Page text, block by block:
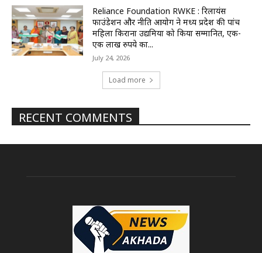
Reliance Foundation RWKE : रिलायंस
फाउंडेशन और नीति आयोग ने मध्य प्रदेश की पांच
महिला किराना उद्यमियों को किया सम्मानित, एक-
एक लाख रुपये का...
July 24, 2026
Load more
RECENT COMMENTS